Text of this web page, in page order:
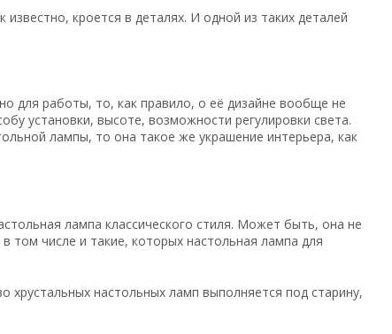
кроется в деталях. И одной из таких деталей
для работы, то, как правило, о её дизайне вообще не
установки, высоте, возможности регулировки света.
лампы, то она такое же украшение интерьера, как
лампа классического стиля. Может быть, она не
том числе и такие, которых настольная лампа для
хрустальных настольных ламп выполняется под старину,